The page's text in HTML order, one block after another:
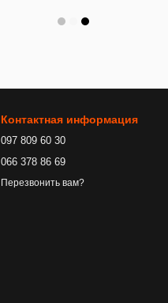
Контактная информация
097 809 60 30
066 378 86 69
Перезвонить вам?